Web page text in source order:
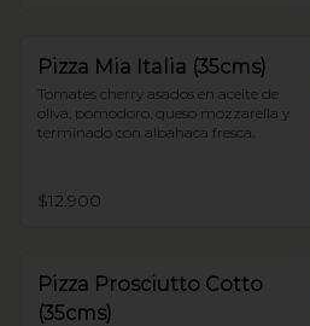
Pizza Mia Italia (35cms)
Tomates cherry asados en aceite de
oliva, pomodoro, queso mozzarella y
terminado con albahaca fresca.
$12.900
Pizza Prosciutto Cotto
(35cms)